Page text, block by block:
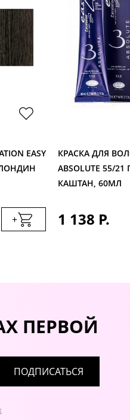
EASY
+
КРАСКА ДЛЯ
ABSOLUTE 55/
КАШТАН, 60МЛ
1 138 Р.
ПЕРВОЙ
ПОДПИСАТЬСЯ